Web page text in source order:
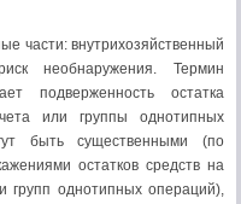
части: внутрихозяйственный
необнаружения. Термин
подверженность остатка
или группы однотипных
быть существенными (по
остатков средств на
групп однотипных операций),